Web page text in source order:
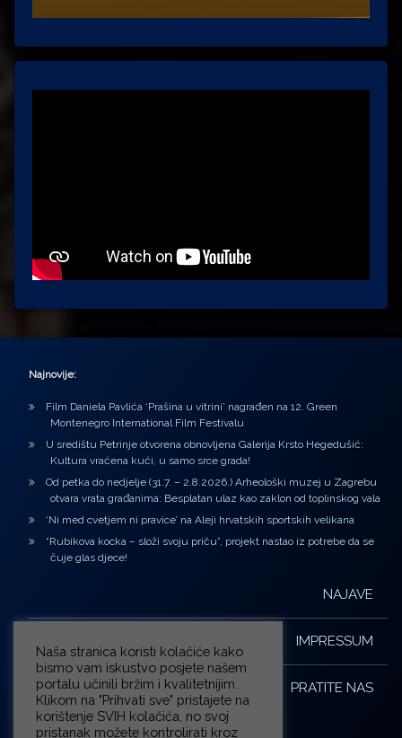
Najnovije:
Film Daniela Pavlića ‘Prašina u vitrini’ nagrađen na 12. Green
Montenegro International Film Festivalu
U središtu Petrinje otvorena obnovljena Galerija Krsto Hegedušić:
Kultura vraćena kući, u samo srce grada!
Od petka do nedjelje (31.7. – 2.8.2026.) Arheološki muzej u Zagrebu
otvara vrata građanima: Besplatan ulaz kao zaklon od toplinskog vala
‘Ni med cvetjem ni pravice’ na Aleji hrvatskih sportskih velikana
“Rubikova kocka – složi svoju priču”, projekt nastao iz potrebe da se
čuje glas djece!
NAJAVE
IMPRESSUM
PRATITE NAS
Naša stranica koristi kolačiće kako
bismo vam iskustvo posjete našem
portalu učinili bržim i kvalitetnijim.
Klikom na "Prihvati sve" pristajete na
korištenje SVIH kolačića, no svoj
pristanak možete kontrolirati kroz